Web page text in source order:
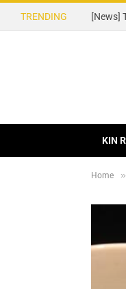
TRENDING
KIN
Home »